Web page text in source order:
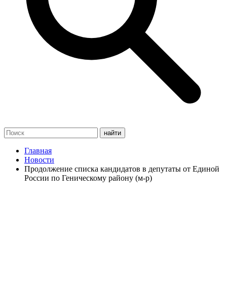
Главная
Новости
Продолжение списка кандидатов в депутаты от Единой
России по Геническому району (м-р)